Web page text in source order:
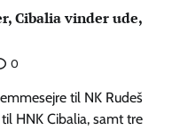
Cibalia vinder ude,
0
til NK Rudeš
HNK Cibalia, samt tre